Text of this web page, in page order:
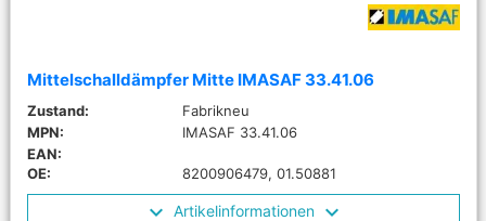
Mittelschalldämpfer Mitte IMASAF 33.41.06
Zustand:
Fabrikneu
MPN:
IMASAF 33.41.06
EAN:
OE:
8200906479, 01.50881
Artikelinformationen